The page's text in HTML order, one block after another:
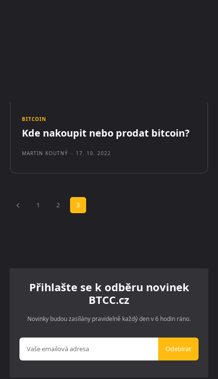
BITCOIN
Kde nakoupit nebo prodat bitcoin?
MARTIN KOUTNÝ - 17. 10. 2022
1 2 3
Přihlašte se k odběru novinek
BTCC.cz
Novinky budou zasílány pravidelně každý den v 6 hodin ráno.
Odebírat